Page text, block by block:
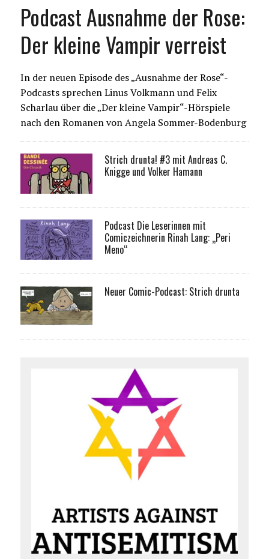
Podcast Ausnahme der Rose:
Der kleine Vampir verreist
In der neuen Episode des „Ausnahme der Rose“-
Podcasts sprechen Linus Volkmann und Felix
Scharlau über die „Der kleine Vampir“-Hörspiele
nach den Romanen von Angela Sommer-Bodenburg
Strich drunta! #3 mit Andreas C.
Knigge und Volker Hamann
Podcast Die Leserinnen mit
Comiczeichnerin Rinah Lang: „Peri
Meno“
Neuer Comic-Podcast: Strich drunta